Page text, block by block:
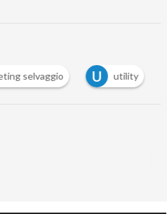
selvaggio U utility